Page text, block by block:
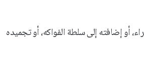
أو إضافته إلى سلطة الفواكه، أو تجميده